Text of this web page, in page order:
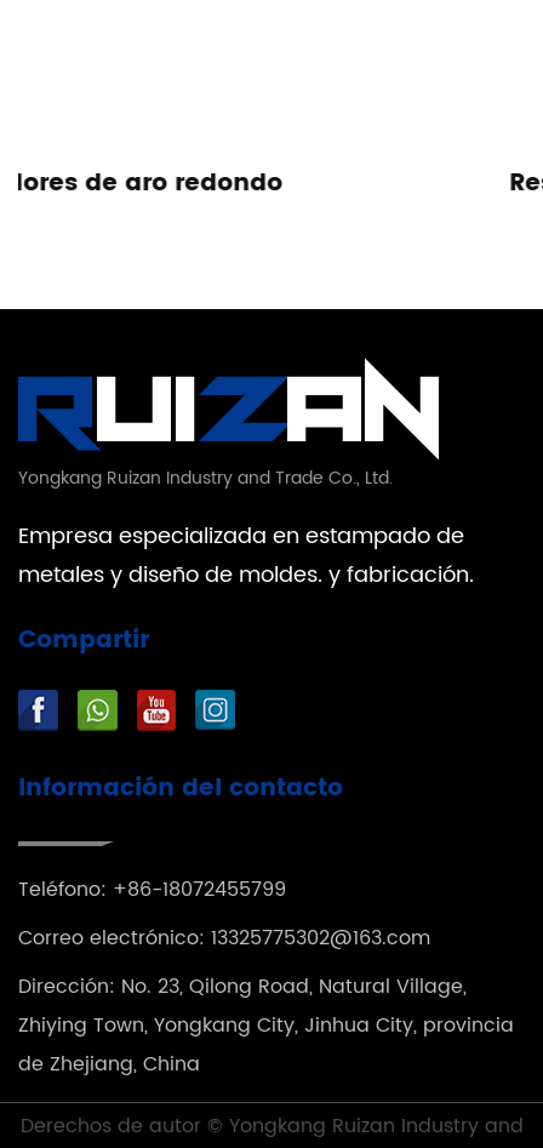
Resorte de tensión
Yongkang Ruizan Industry and Trade Co., Ltd.
Empresa especializada en estampado de
metales y diseño de moldes. y fabricación.
Compartir
Información del contacto
Teléfono: +86-18072455799
Correo electrónico: 13325775302@163.com
Dirección: No. 23, Qilong Road, Natural Village,
Zhiying Town, Yongkang City, Jinhua City, provincia
de Zhejiang, China
Derechos de autor © Yongkang Ruizan Industry and